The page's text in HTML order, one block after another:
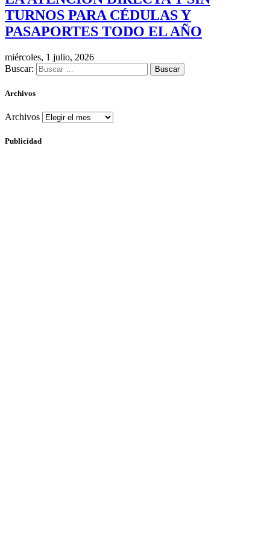
TURNOS PARA CÉDULAS Y
PASAPORTES TODO EL AÑO
miércoles, 1 julio, 2026
Buscar:
Archivos
Archivos
Publicidad